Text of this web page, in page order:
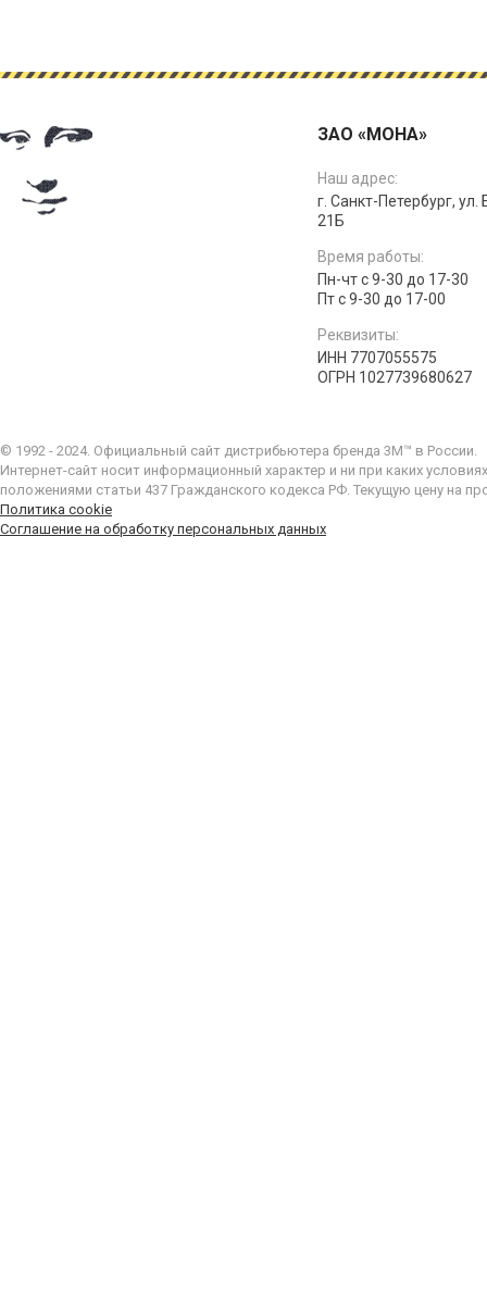
ЗАО «МОНА»
Наш адрес:
г. Санкт-Петербург,
21Б
Время работы:
Пн-чт с 9-30 до 17-30
Пт с 9-30 до 17-00
Реквизиты:
ИНН 7707055575
ОГРН 1027739680627
© 1992 - 2024. Официальный сайт дистрибьютера бренда 3M™ в России.
Интернет-сайт носит информационный характер и ни при каких
положениями статьи 437 Гражданского кодекса РФ. Текущую цену на
Политика cookie
Соглашение на обработку персональных данных